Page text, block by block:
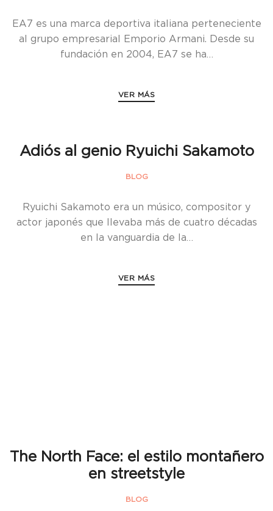
EA7 es una marca deportiva italiana perteneciente
al grupo empresarial Emporio Armani. Desde su
fundación en 2004, EA7 se ha…
VER MÁS
Adiós al genio Ryuichi Sakamoto
BLOG
Ryuichi Sakamoto era un músico, compositor y
actor japonés que llevaba más de cuatro décadas
en la vanguardia de la…
VER MÁS
The North Face: el estilo montañero
en streetstyle
BLOG